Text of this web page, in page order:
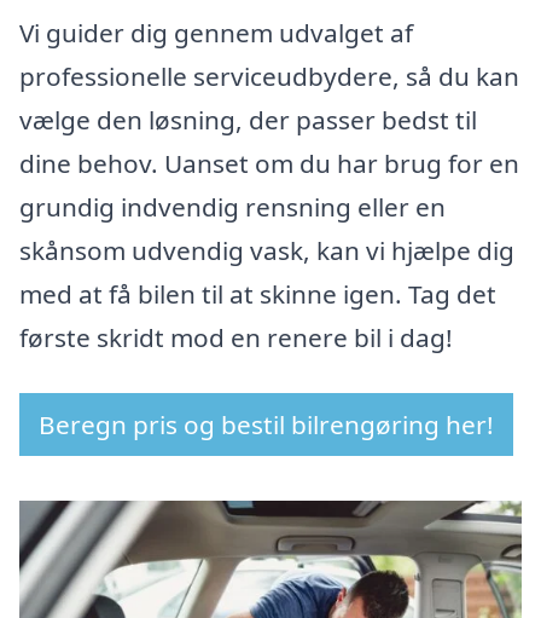
Vi guider dig gennem udvalget af
professionelle serviceudbydere, så du kan
vælge den løsning, der passer bedst til
dine behov. Uanset om du har brug for en
grundig indvendig rensning eller en
skånsom udvendig vask, kan vi hjælpe dig
med at få bilen til at skinne igen. Tag det
første skridt mod en renere bil i dag!
Beregn pris og bestil bilrengøring her!